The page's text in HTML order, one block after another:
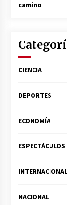
camino
CIENCIA
DEPORTES
ECONOMÍA
ESPECTÁCULOS
INTERNACIONAL
NACIONAL